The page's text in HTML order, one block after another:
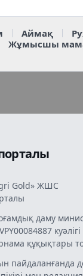
Аймақ
Жұмысшы
Gold» ЖШС
даму
құқықтары
пайдаланғанда